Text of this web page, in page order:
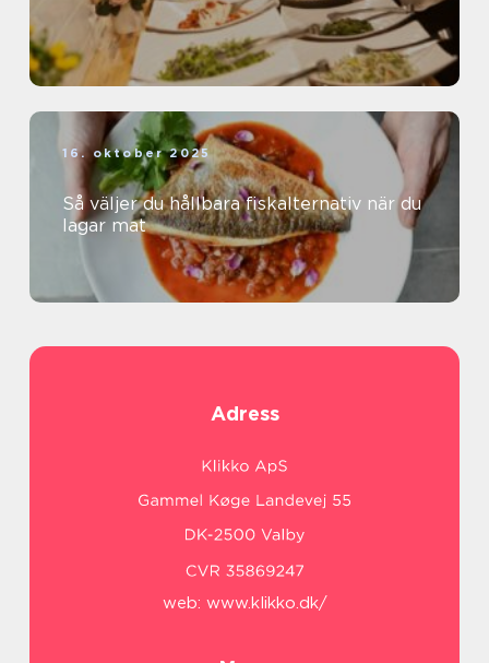
16. oktober 2025
Så väljer du hållbara fiskalternativ när du
lagar mat
Adress
web: www.klikko.dk/